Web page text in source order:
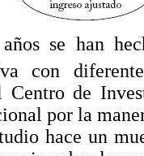
se han
con
Centro de
por la
hace un